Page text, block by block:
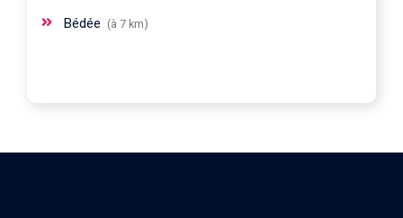
Bédée (à 7 km)